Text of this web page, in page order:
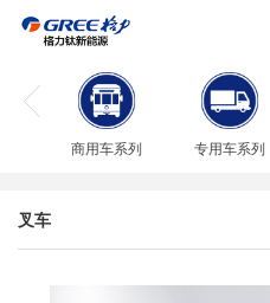
商用车系列 专用车系列
叉车